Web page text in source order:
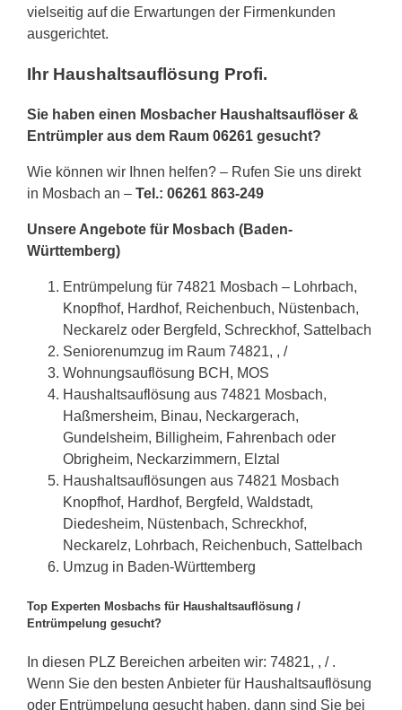
vielseitig auf die Erwartungen der Firmenkunden
ausgerichtet.
Ihr Haushaltsauflösung Profi.
Sie haben einen Mosbacher Haushaltsauflöser &
Entrümpler aus dem Raum 06261 gesucht?
Wie können wir Ihnen helfen? – Rufen Sie uns direkt
in Mosbach an – Tel.: 06261 863-249
Unsere Angebote für Mosbach (Baden-
Württemberg)
Entrümpelung für 74821 Mosbach – Lohrbach,
Knopfhof, Hardhof, Reichenbuch, Nüstenbach,
Neckarelz oder Bergfeld, Schreckhof, Sattelbach
Seniorenumzug im Raum 74821, , /
Wohnungsauflösung BCH, MOS
Haushaltsauflösung aus 74821 Mosbach,
Haßmersheim, Binau, Neckargerach,
Gundelsheim, Billigheim, Fahrenbach oder
Obrigheim, Neckarzimmern, Elztal
Haushaltsauflösungen aus 74821 Mosbach
Knopfhof, Hardhof, Bergfeld, Waldstadt,
Diedesheim, Nüstenbach, Schreckhof,
Neckarelz, Lohrbach, Reichenbuch, Sattelbach
Umzug in Baden-Württemberg
Top Experten Mosbachs für Haushaltsauflösung /
Entrümpelung gesucht?
In diesen PLZ Bereichen arbeiten wir: 74821, , / .
Wenn Sie den besten Anbieter für Haushaltsauflösung
oder Entrümpelung gesucht haben, dann sind Sie bei